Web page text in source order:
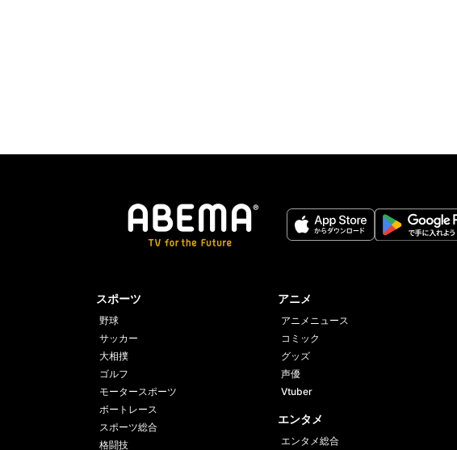
スポーツ
野球
サッカー
大相撲
ゴルフ
モータースポーツ
ボートレース
スポーツ総合
格闘技
アニメ
アニメニュース
コミック
グッズ
声優
Vtuber
エンタメ
エンタメ総合